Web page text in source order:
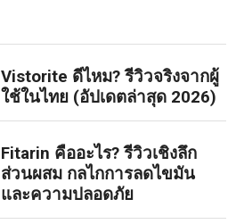
Vistorite ดีไหม? รีวิวจริงจากผู้
ใช้ในไทย (อัปเดตล่าสุด 2026)
Fitarin คืออะไร? รีวิวเชิงลึก
ส่วนผสม กลไกการลดไขมัน
และความปลอดภัย